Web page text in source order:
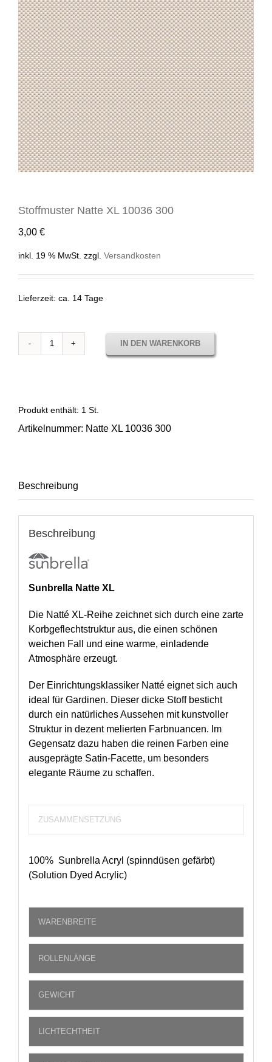
Stoffmuster Natte XL 10036 300
3,00 €
inkl. 19 % MwSt. zzgl. Versandkosten
Lieferzeit: ca. 14 Tage
Stoffmuster
300
IN DEN WARENKORB
Produkt enthält: 1 St.
Artikelnummer: Natte XL 10036 300
Beschreibung
Beschreibung
Sunbrella Natte XL
Die Natté XL-Reihe zeichnet sich durch eine zarte
Korbgeflechtstruktur aus, die einen schönen
weichen Fall und eine warme, einladende
Atmosphäre erzeugt.
Der Einrichtungsklassiker Natté eignet sich auch
ideal für Gardinen. Dieser dicke Stoff besticht
durch ein natürliches Aussehen mit kunstvoller
Struktur in dezent melierten Farbnuancen. Im
Gegensatz dazu haben die reinen Farben eine
ausgeprägte Satin-Facette, um besonders
elegante Räume zu schaffen.
ZUSAMMENSETZUNG
100% Sunbrella Acryl (spinndüsen gefärbt)
(Solution Dyed Acrylic)
WARENBREITE
ROLLENLÄNGE
GEWICHT
LICHTECHTHEIT